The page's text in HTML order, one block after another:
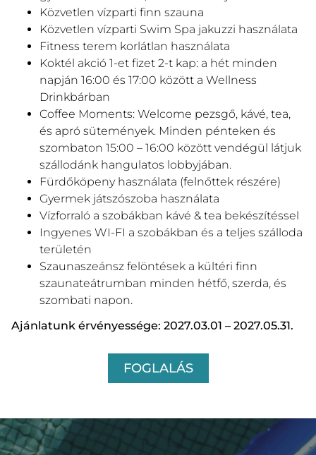
Közvetlen vízparti finn szauna
Közvetlen vízparti Swim Spa jakuzzi használata
Fitness terem korlátlan használata
Koktél akció 1-et fizet 2-t kap: a hét minden
napján 16:00 és 17:00 között a Wellness
Drinkbárban
Coffee Moments: Welcome pezsgő, kávé, tea,
és apró sütemények. Minden pénteken és
szombaton 15:00 – 16:00 között vendégül látjuk
szállodánk hangulatos lobbyjában.
Fürdőköpeny használata (felnőttek részére)
Gyermek játszószoba használata
Vízforraló a szobákban kávé & tea bekészítéssel
Ingyenes WI-FI a szobákban és a teljes szálloda
területén
Szaunaszeánsz felöntések a kültéri finn
szaunateátrumban minden hétfő, szerda, és
szombati napon.
Ajánlatunk érvényessége: 2027.03.01 – 2027.05.31.
FOGLALÁS